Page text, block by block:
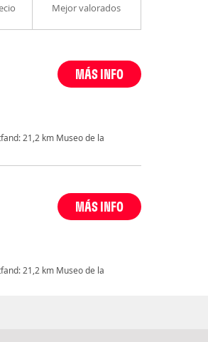
Mejor valorados
MÁS INFO
21,2 km Museo de la
MÁS INFO
21,2 km Museo de la